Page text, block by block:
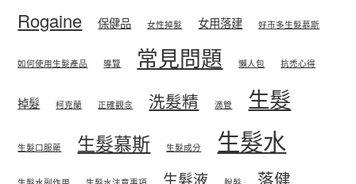
Rogaine 保健品 女性掉髮 女用落建 好市多生髮慕斯
如何使用生髮產品 導覽 常見問題 懶人包 抗禿心得
掉髮 柯克蘭 正確觀念 洗髮精 滴管 生髮
生髮口服藥 生髮慕斯 生髮成分 生髮水
生髮液 落健